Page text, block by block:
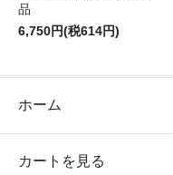
品
6,750円(税614円)
ホーム
カートを見る